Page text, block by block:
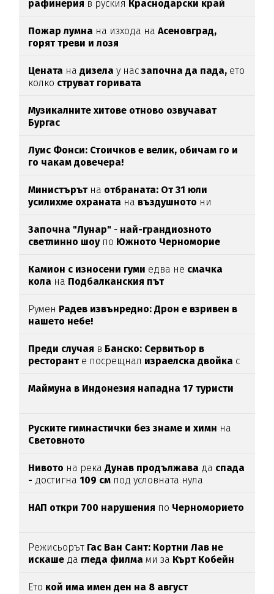
рафинерия в руския Краснодарски край
Пожар лумна на изхода наАсеновград,
горят треви и лозя
Цената надизела у насзапочна да пада, ето
колко струват горивата
Музикалните хитове отново озвучават
Бургас
Луис Фонси: Стоичков е велик, обичам го и
го чакам довечера!
Министърътна отбраната: От 31 юли
усилихме охраната на въздушното ни
Започна "Лунар" - най-грандиозното
светлинно шоупо Южното Черноморие
Камион с износени гуми едва нe смачка
кола на Подбалканския път
Румен Радев извънредно: Дрон е взривен в
нашето небе!
Преди случая в Банско: Сервитьор в
ресторант е посрещнал израелска двойка с
Маймуна в Индонезия нападна 17 туристи
Руските гимнастички без знаме и химн на
Световното
Нивото на рекаДунав продължава да спада
- достигна109 см под условната нула
НАП откри 700 нарушения по Черноморието
Режисьорът Гас Ван Сант: Кортни Лав не
искаше да гледа филма ми за Кърт Кобейн
Ето кой има имен ден на 8 август